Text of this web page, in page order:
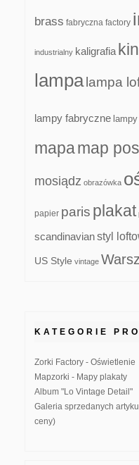
brass fabryczna factory
industrialny kaligrafia
lampa lampa
lampy fabryczne
mapamap
mosiądz obrazówka
papier paris plakat
scandinavianstyl
US Style vintage
KATEGORIE
Zorki Factory - Oświetlenie
Mapzorki - Mapy plakaty
Album "Lo Vintage Detail"
Galeria sprzedanych
ceny)